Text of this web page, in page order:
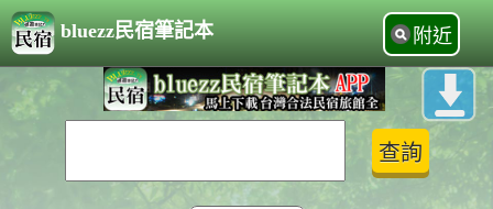
bluezz民宿筆記本 附近